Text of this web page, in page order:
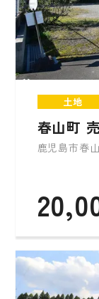
土地
春山町
鹿児島市春